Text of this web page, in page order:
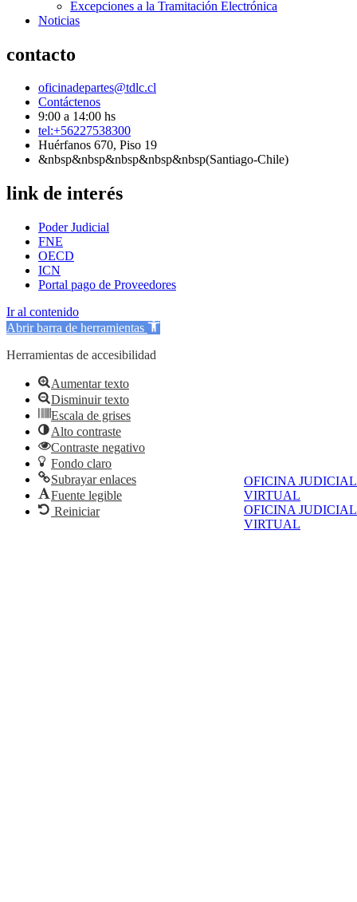
OFICINA JUDICIAL
VIRTUAL
OFICINA JUDICIAL
VIRTUAL
Excepciones a la Tramitación Electrónica
Noticias
contacto
oficinadepartes@tdlc.cl
Contáctenos
9:00 a 14:00 hs
tel:+56227538300
Huérfanos 670, Piso 19
&nbsp&nbsp&nbsp&nbsp&nbsp(Santiago-Chile)
link de interés
Poder Judicial
FNE
OECD
ICN
Portal pago de Proveedores
Ir al contenido
Abrir barra de herramientas
Herramientas de accesibilidad
Aumentar texto
Disminuir texto
Escala de grises
Alto contraste
Contraste negativo
Fondo claro
Subrayar enlaces
Fuente legible
Reiniciar